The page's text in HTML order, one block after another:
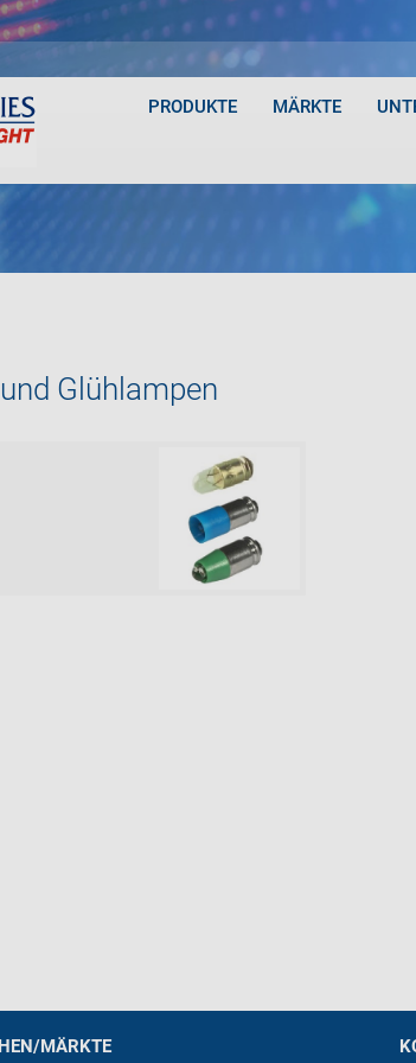
PRODUKTE MÄRKTE
Glühlampen
MÄRKTE